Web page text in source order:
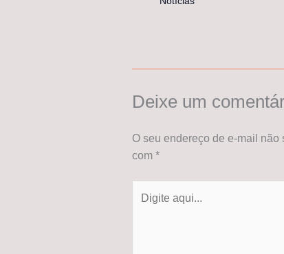
Deixe um
O seu endereço de e-mail não
com *
aqui...